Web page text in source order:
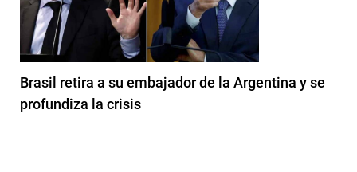
Brasil retira a su embajador de la Argentina y se
profundiza la crisis